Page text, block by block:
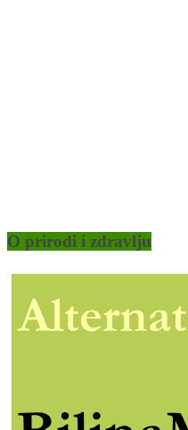
O prirodi i zdravlju